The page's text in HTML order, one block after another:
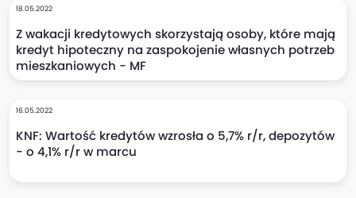
18.05.2022
Z wakacji kredytowych skorzystają osoby, które mają
kredyt hipoteczny na zaspokojenie własnych potrzeb
mieszkaniowych - MF
16.05.2022
KNF: Wartość kredytów wzrosła o 5,7% r/r, depozytów
- o 4,1% r/r w marcu